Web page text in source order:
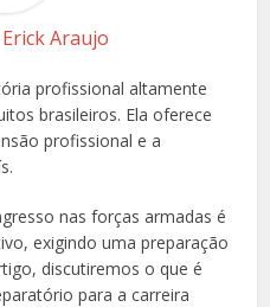
Erick Araujo
profissional altamente
brasileiros. Ela oferece
profissional e a
nas forças armadas é
exigindo uma preparação
discutiremos o que é
para a carreira